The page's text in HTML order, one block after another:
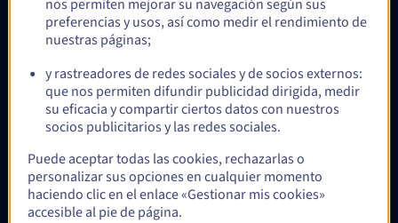
Opcional
Veeam Enterprise Plus
Despliega tu plataforma Veeam Backup & Replication y utiliza
de seguridad, la restauración y la replicación de tus cargas de
trabajo críticas, incluyendo VMware, Nutanix, los servidores
físicos Windows y Linux, e incluso los almacenamientos NAS.
Más información
nos permiten mejorar su navegación según sus
preferencias y usos, así como medir el rendimiento de
nuestras páginas;
y rastreadores de redes sociales y de socios externos:
que nos permiten difundir publicidad dirigida, medir
su eficacia y compartir ciertos datos con nuestros
socios publicitarios y las redes sociales.
Puede aceptar todas las cookies, rechazarlas o
personalizar sus opciones en cualquier momento
haciendo clic en el enlace «Gestionar mis cookies»
accesible al pie de página.